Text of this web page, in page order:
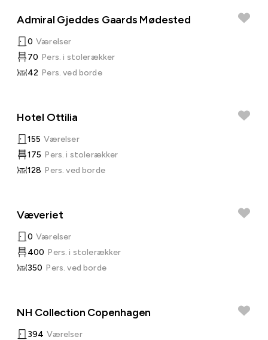
Admiral Gjeddes Gaards Mødested
0 Værelser
70 Pers. i stolerækker
42 Pers. ved borde
Hotel Ottilia
155 Værelser
175 Pers. i stolerækker
128 Pers. ved borde
Væveriet
0 Værelser
400 Pers. i stolerækker
350 Pers. ved borde
NH Collection Copenhagen
394 Værelser